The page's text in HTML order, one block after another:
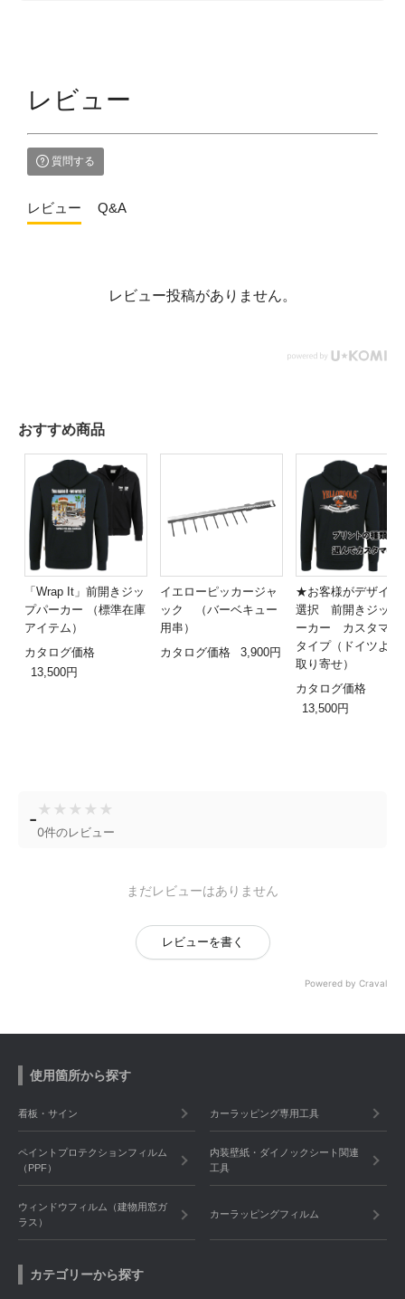
レビュー
質問する
レビュー Q&A
レビュー投稿がありません。
おすすめ商品
「Wrap It」前開きジッ
プパーカー （標準在庫
アイテム）
カタログ価格
13,500円
イエローピッカージャ
ック （バーベキュー
用串）
カタログ価格
3,900円
★お客様がデザイン
選択 前開きジップ
ーカー カスタマイ
タイプ（ドイツより
取り寄せ）
カタログ価格
13,500円
- ★ ★ ★ ★ ★
0件のレビュー
まだレビューはありません
レビューを書く
Powered by Craval
使用箇所から探す
看板・サイン カーラッピング専用工具
ペイントプロテクションフィルム
（PPF）
内装壁紙・ダイノックシート関連
工具
ウィンドウフィルム（建物用窓ガ
ラス）
カーラッピングフィルム
カテゴリーから探す